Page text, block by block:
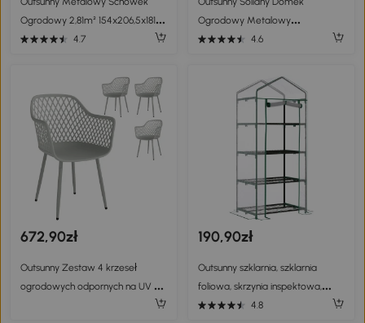
Ogrodowy 2,81m² 154x206,5x181
cm, Schowek na Narzędzia z
Drzwi Przesuwne, Wodoodporny,
Ciemnoszary
4.7
Ogrodowy Metalowy
Ocynkowana Szopa na Narzędzia
Jednospadowym i Fundamentem,
4.6
672,90zł
Outsunny Zestaw 4 krzeseł
ogrodowych odpornych na UV z
190,90zł
Outsunny szklarnia, szklarnia
foliowa, skrzynia inspektowa,
zielona
4.8